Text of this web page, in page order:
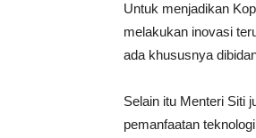
Untuk menjadikan
melakukan inovasi
ada khususnya
Selain itu Menteri Siti
pemanfaatan